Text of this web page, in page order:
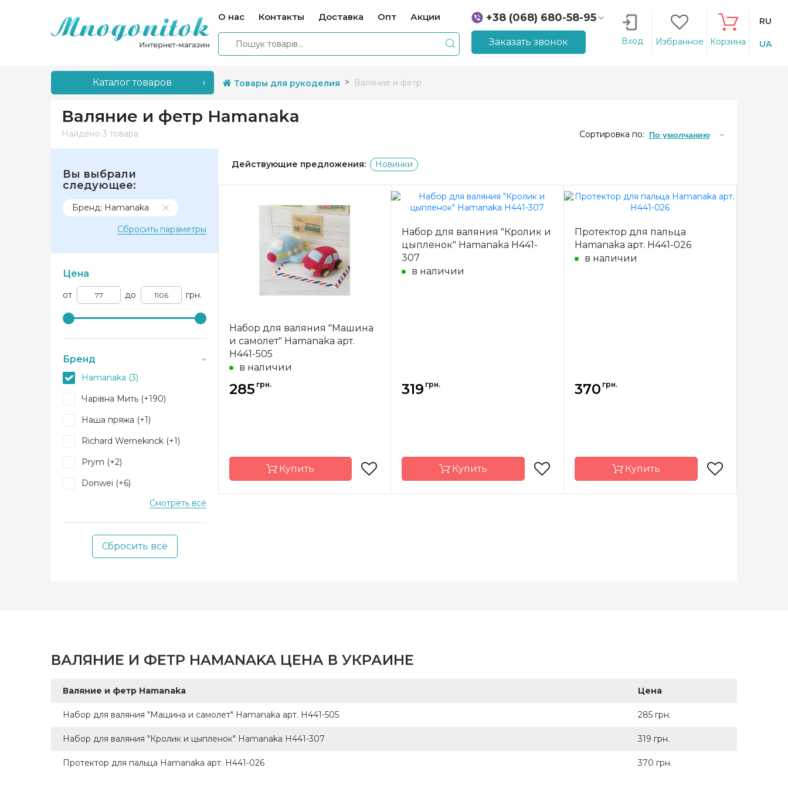
О нас Контакты Доставка Опт Акции
+38 (068) 680-58-95
+38 (066) 207-14-90
Заказать звонок Вход Избранное Корзина
RU
UA
Каталог товаров Товары для рукоделия Валяние и фетр
Валяние и фетр Hamanaka
Найдено 3 товара Сортировка по: По умолчанию
Вы выбрали
следующее:
Бренд: Hamanaka
Сбросить параметры
Цена
от до грн.
Бренд
Hamanaka (3)
Чарівна Мить (+190)
Наша пряжа (+1)
Richard Wernekinck (+1)
Prym (+2)
Donwei (+6)
Dimensions (+16)
Clover (+14)
Ashford (+3)
Смотреть всё
Сбросить всё
Действующие предложения: Новинки
Набор для валяния "Машина
и самолет" Hamanaka арт.
H441-505
в наличии
285 грн.
Купить
Набор для валяния "Кролик и
цыпленок" Hamanaka H441-
307
в наличии
319 грн.
Купить
Протектор для пальца
Hamanaka арт. H441-026
в наличии
370 грн.
Купить
ВАЛЯНИЕ И ФЕТР HAMANAKA ЦЕНА В УКРАИНЕ
Валяние и фетр Hamanaka Цена
Набор для валяния "Машина и самолет" Hamanaka арт. H441-505 285 грн.
Набор для валяния "Кролик и цыпленок" Hamanaka H441-307 319 грн.
Протектор для пальца Hamanaka арт. H441-026 370 грн.